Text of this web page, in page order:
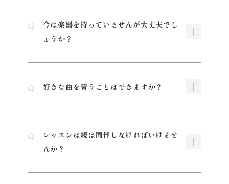
今は楽器を持っていませんが大丈夫でし
ょうか？
好きな曲を習うことはできますか？
レッスンは親は同伴しなければいけませ
んか？